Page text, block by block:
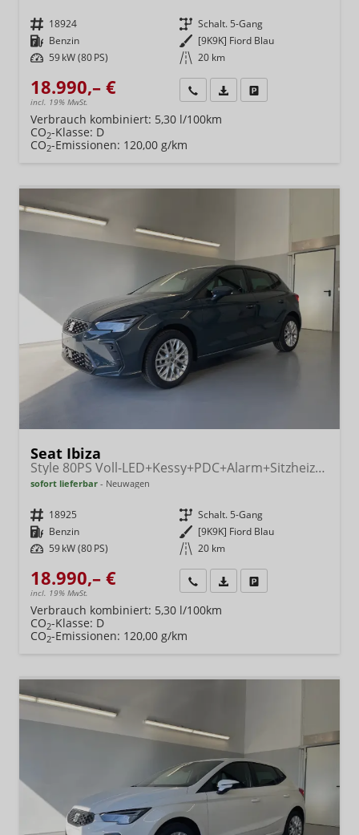
Fahrzeugnr. 18924 Getriebe Schalt. 5-Gang
Kraftstoff Benzin Außenfarbe [9K9K] Fiord Blau
Leistung 59 kW (80 PS) Kilometerstand 20 km
18.990,– €
incl. 19% MwSt.
Wir rufen Sie anFahrzeugexposé (PDF)
Verbrauch kombiniert: 5,30 l/100km
CO2-Klasse: D
CO2-Emissionen: 120,00 g/km
Seat Ibiza
Style 80PS Voll-LED+Kessy+PDC+Alarm+Sitzheizung+Kamera+App-Connect
sofort lieferbar Neuwagen
Fahrzeugnr. 18925 Getriebe Schalt. 5-Gang
Kraftstoff Benzin Außenfarbe [9K9K] Fiord Blau
Leistung 59 kW (80 PS) Kilometerstand 20 km
18.990,– €
incl. 19% MwSt.
Wir rufen Sie anFahrzeugexposé (PDF)
Verbrauch kombiniert: 5,30 l/100km
CO2-Klasse: D
CO2-Emissionen: 120,00 g/km